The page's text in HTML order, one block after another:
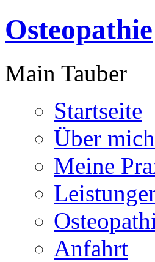
Osteopathie
Main Tauber
Startseite
Über mich
Meine
Anfahrt